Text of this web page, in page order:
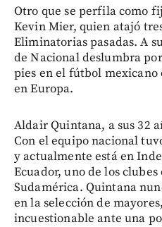
Otro que se perfila como
Kevin Mier, quien atajó
Eliminatorias pasadas. A
de Nacional deslumbra
pies en el fútbol mexicano
en Europa.
Aldair Quintana, a sus 32
Con el equipo nacional
y actualmente está en
Ecuador, uno de los
Sudamérica. Quintana
en la selección de
incuestionable ante una